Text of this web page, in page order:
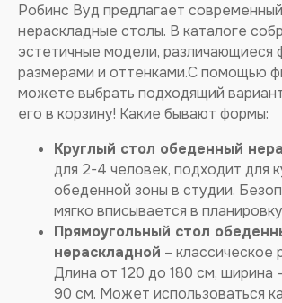
Робинс Вуд предлагает
нераскладные столы. В каталоге
эстетичные модели, различающиеся
размерами и оттенками.С помощью
можете выбрать подходящий
его в корзину! Какие бывают формы:
Круглый стол обеденный
для 2-4 человек, подходит для
обеденной зоны в студии.
мягко вписывается в
Прямоугольный стол
нераскладной – классическое
Длина от 120 до 180 см, ширина
90 см. Может использоваться